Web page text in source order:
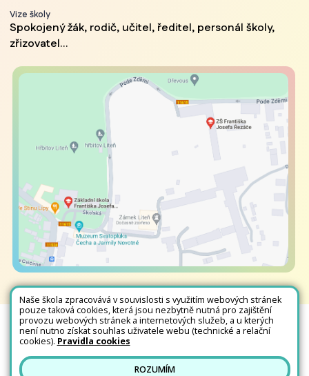
Vize školy
Spokojený žák, rodič, učitel, ředitel, personál školy,
zřizovatel...
Všechna práva vyhrazena. Copyright © 2026 |Mapa stránek|Kontakty
Přihlásit|Prohlášení o přístupnosti
Naše škola zpracovává v souvislosti s využitím webových stránek
pouze taková cookies, která jsou nezbytně nutná pro zajištění
provozu webových stránek a internetových služeb, a u kterých
není nutno získat souhlas uživatele webu (technické a relační
cookies). Pravidla cookies
ROZUMÍM